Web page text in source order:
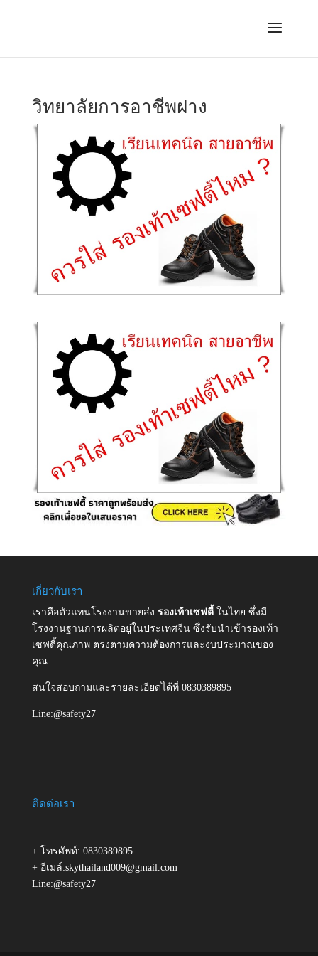
วิทยาลัยการอาชีพฝาง
เกี่ยวกับเรา
เราคือตัวแทนโรงงานขายส่ง รองเท้าเซฟตี้ ในไทย ซึ่งมี
โรงงานฐานการผลิตอยู่ในประเทศจีน ซึ่งรับนำเข้ารองเท้า
เซฟตี้คุณภาพ ตรงตามความต้องการและงบประมาณของ
คุณ
สนใจสอบถามและรายละเอียดได้ที่ 0830389895
Line:@safety27
ติดต่อเรา
+ โทรศัพท์: 0830389895
+ อีเมล์:skythailand009@gmail.com
Line:@safety27